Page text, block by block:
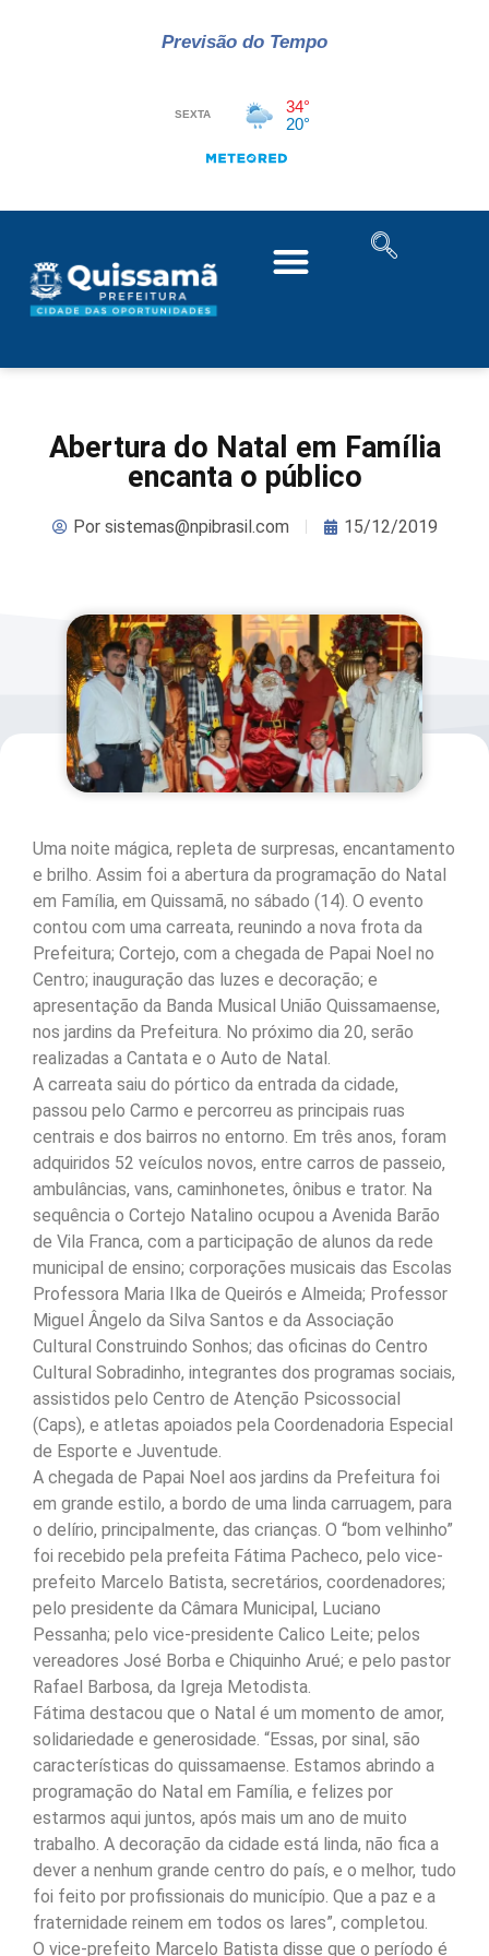
Previsão do Tempo
Abertura do Natal em Família
encanta o público
Porsistemas@npibrasil.com 15/12/2019
Uma noite mágica, repleta de surpresas, encantamento
e brilho. Assim foi a abertura da programação do Natal
em Família, em Quissamã, no sábado (14). O evento
contou com uma carreata, reunindo a nova frota da
Prefeitura; Cortejo, com a chegada de Papai Noel no
Centro; inauguração das luzes e decoração; e
apresentação da Banda Musical União Quissamaense,
nos jardins da Prefeitura. No próximo dia 20, serão
realizadas a Cantata e o Auto de Natal.
A carreata saiu do pórtico da entrada da cidade,
passou pelo Carmo e percorreu as principais ruas
centrais e dos bairros no entorno. Em três anos, foram
adquiridos 52 veículos novos, entre carros de passeio,
ambulâncias, vans, caminhonetes, ônibus e trator. Na
sequência o Cortejo Natalino ocupou a Avenida Barão
de Vila Franca, com a participação de alunos da rede
municipal de ensino; corporações musicais das Escolas
Professora Maria Ilka de Queirós e Almeida; Professor
Miguel Ângelo da Silva Santos e da Associação
Cultural Construindo Sonhos; das oficinas do Centro
Cultural Sobradinho, integrantes dos programas sociais,
assistidos pelo Centro de Atenção Psicossocial
(Caps), e atletas apoiados pela Coordenadoria Especial
de Esporte e Juventude.
A chegada de Papai Noel aos jardins da Prefeitura foi
em grande estilo, a bordo de uma linda carruagem, para
o delírio, principalmente, das crianças. O “bom velhinho”
foi recebido pela prefeita Fátima Pacheco, pelo vice-
prefeito Marcelo Batista, secretários, coordenadores;
pelo presidente da Câmara Municipal, Luciano
Pessanha; pelo vice-presidente Calico Leite; pelos
vereadores José Borba e Chiquinho Arué; e pelo pastor
Rafael Barbosa, da Igreja Metodista.
Fátima destacou que o Natal é um momento de amor,
solidariedade e generosidade. “Essas, por sinal, são
características do quissamaense. Estamos abrindo a
programação do Natal em Família, e felizes por
estarmos aqui juntos, após mais um ano de muito
trabalho. A decoração da cidade está linda, não fica a
dever a nenhum grande centro do país, e o melhor, tudo
foi feito por profissionais do município. Que a paz e a
fraternidade reinem em todos os lares”, completou.
O vice-prefeito Marcelo Batista disse que o período é